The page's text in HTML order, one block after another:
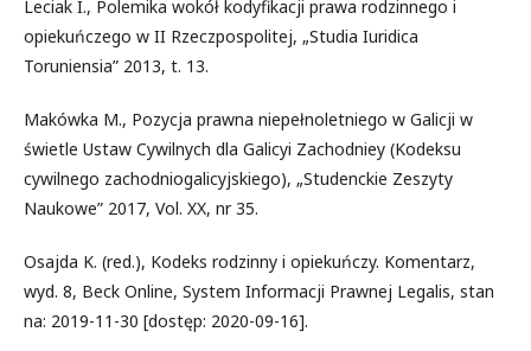
Leciak I., Polemika wokół kodyfikacji prawa rodzinnego i
opiekuńczego w II Rzeczpospolitej, „Studia Iuridica
Toruniensia” 2013, t. 13.
Makówka M., Pozycja prawna niepełnoletniego w Galicji w
świetle Ustaw Cywilnych dla Galicyi Zachodniey (Kodeksu
cywilnego zachodniogalicyjskiego), „Studenckie Zeszyty
Naukowe” 2017, Vol. XX, nr 35.
Osajda K. (red.), Kodeks rodzinny i opiekuńczy. Komentarz,
wyd. 8, Beck Online, System Informacji Prawnej Legalis, stan
na: 2019-11-30 [dostęp: 2020-09-16].